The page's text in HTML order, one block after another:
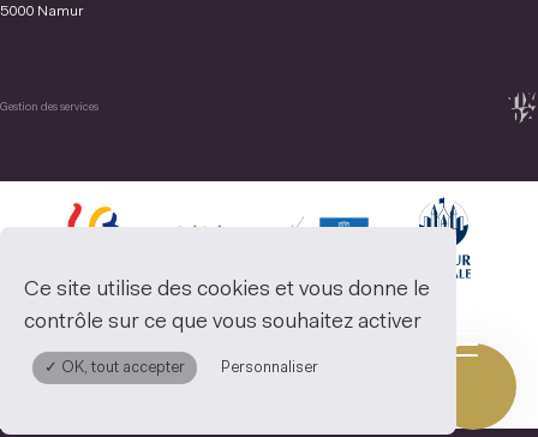
5000 Namur
Gestion des services
Ce site utilise des cookies et vous donne le
contrôle sur ce que vous souhaitez activer
✓ OK, tout accepter Personnaliser